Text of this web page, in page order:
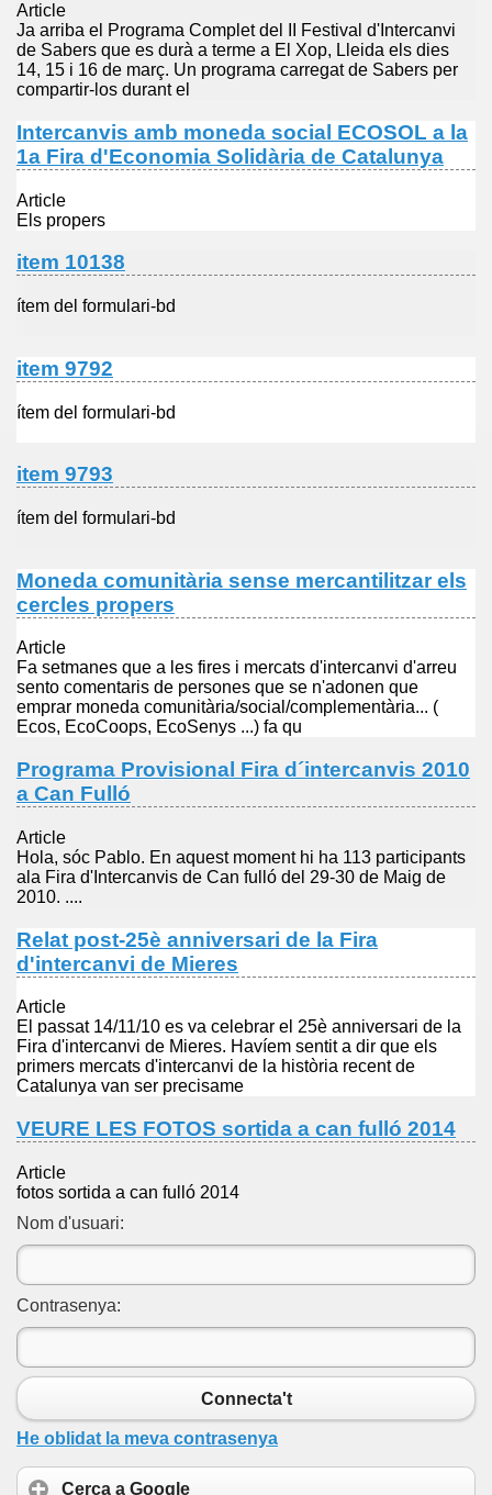
Article
Ja arriba el Programa Complet del II Festival d'Intercanvi
de Sabers que es durà a terme a El Xop, Lleida els dies
14, 15 i 16 de març. Un programa carregat de Sabers per
compartir-los durant el
Intercanvis amb moneda social ECOSOL a la
1a Fira d'Economia Solidària de Catalunya
Article
Els propers
item 10138
ítem del formulari-bd
item 9792
ítem del formulari-bd
item 9793
ítem del formulari-bd
Moneda comunitària sense mercantilitzar els
cercles propers
Article
Fa setmanes que a les fires i mercats d'intercanvi d'arreu
sento comentaris de persones que se n'adonen que
emprar moneda comunitària/social/complementària... (
Ecos, EcoCoops, EcoSenys ...) fa qu
Programa Provisional Fira d´intercanvis 2010
a Can Fulló
Article
Hola, sóc Pablo. En aquest moment hi ha 113 participants
ala Fira d'Intercanvis de Can fulló del 29-30 de Maig de
2010. ....
Relat post-25è anniversari de la Fira
d'intercanvi de Mieres
Article
El passat 14/11/10 es va celebrar el 25è anniversari de la
Fira d'intercanvi de Mieres. Havíem sentit a dir que els
primers mercats d'intercanvi de la història recent de
Catalunya van ser precisame
VEURE LES FOTOS sortida a can fulló 2014
Article
fotos sortida a can fulló 2014
Nom d'usuari:
Contrasenya:
Connecta't
He oblidat la meva contrasenya
Cerca a Google